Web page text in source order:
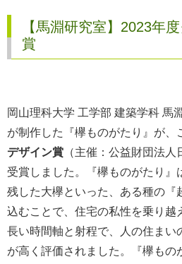
【馬淵研究室】2023年
賞
岡山理科大学 工学部 建築学科 馬
が制作した『欅ものがたり』が、
デザイン賞 （主催：公益財団法
受賞しました。『欅ものがたり』
残した大欅といった、ある種の『
込むことで、住宅の私性を乗り越
長い時間軸と射程で、人の住まい
が高く評価されました。『欅もの